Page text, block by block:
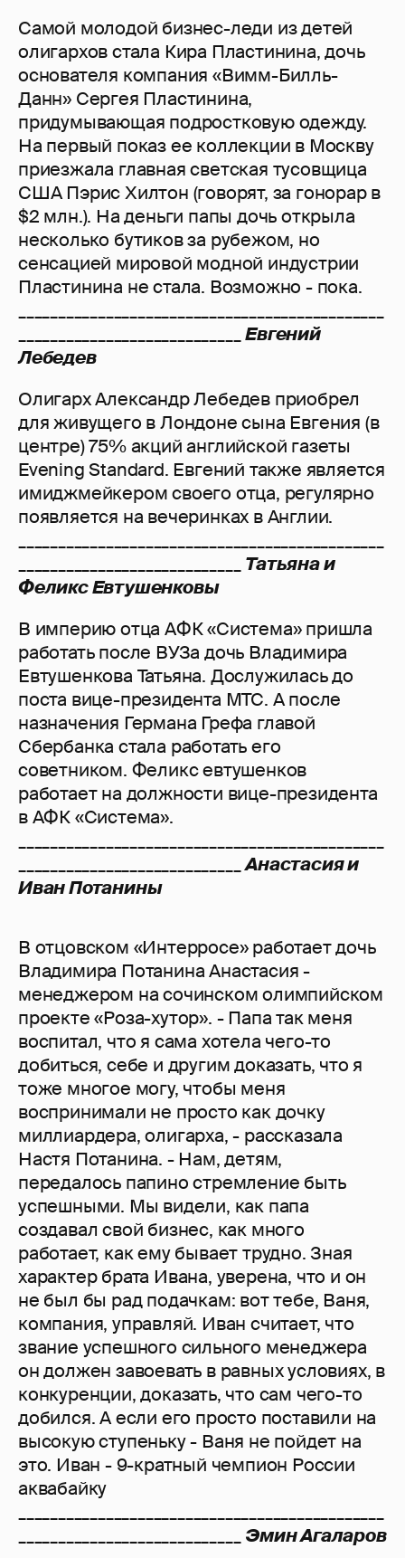
Самой молодой бизнес-леди из детей
олигархов стала Кира Пластинина, дочь
основателя компания «Вимм-Билль-
Данн» Сергея Пластинина,
придумывающая подростковую одежду.
На первый показ ее коллекции в Москву
приезжала главная светская тусовщица
США Пэрис Хилтон (говорят, за гонорар в
$2 млн.). На деньги папы дочь открыла
несколько бутиков за рубежом, но
сенсацией мировой модной индустрии
Пластинина не стала. Возможно - пока.
______________________________________________
____________________________Евгений
Лебедев
Олигарх Александр Лебедев приобрел
для живущего в Лондоне сына Евгения (в
центре) 75% акций английской газеты
Evening Standard. Евгений также является
имиджмейкером своего отца, регулярно
появляется на вечеринках в Англии.
______________________________________________
____________________________Татьяна и
Феликс Евтушенковы
В империю отца АФК «Система» пришла
работать после ВУЗа дочь Владимира
Евтушенкова Татьяна. Дослужилась до
поста вице-президента МТС. А после
назначения Германа Грефа главой
Сбербанка стала работать его
советником. Феликс евтушенков
работает на должности вице-президента
в АФК «Система».
______________________________________________
____________________________Анастасия и
Иван Потанины
В отцовском «Интерросе» работает дочь
Владимира Потанина Анастасия -
менеджером на сочинском олимпийском
проекте «Роза-хутор». - Папа так меня
воспитал, что я сама хотела чего-то
добиться, себе и другим доказать, что я
тоже многое могу, чтобы меня
воспринимали не просто как дочку
миллиардера, олигарха, - рассказала
Настя Потанина. - Нам, детям,
передалось папино стремление быть
успешными. Мы видели, как папа
создавал свой бизнес, как много
работает, как ему бывает трудно. Зная
характер брата Ивана, уверена, что и он
не был бы рад подачкам: вот тебе, Ваня,
компания, управляй. Иван считает, что
звание успешного сильного менеджера
он должен завоевать в равных условиях, в
конкуренции, доказать, что сам чего-то
добился. А если его просто поставили на
высокую ступеньку - Ваня не пойдет на
это. Иван - 9-кратный чемпион России
аквабайку
______________________________________________
____________________________Эмин Агаларов